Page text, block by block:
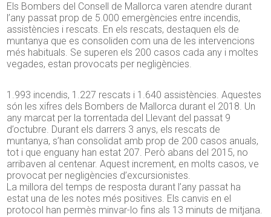
Els Bombers del Consell de Mallorca varen atendre durant
l’any passat prop de 5.000 emergències entre incendis,
assistències i rescats. En els rescats, destaquen els de
muntanya que es consoliden com una de les intervencions
més habituals. Se superen els 200 casos cada any i moltes
vegades, estan provocats per negligències.
1.993 incendis, 1.227 rescats i 1.640 assistències. Aquestes
són les xifres dels Bombers de Mallorca durant el 2018. Un
any marcat per la torrentada del Llevant del passat 9
d’octubre. Durant els darrers 3 anys, els rescats de
muntanya, s’han consolidat amb prop de 200 casos anuals,
tot i que enguany han estat 207. Però abans del 2015, no
arribaven al centenar. Aquest increment, en molts casos, ve
provocat per negligències d’excursionistes.
La millora del temps de resposta durant l’any passat ha
estat una de les notes més positives. Els canvis en el
protocol han permès minvar-lo fins als 13 minuts de mitjana.